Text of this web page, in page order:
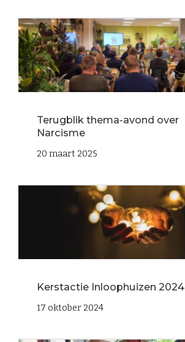
Terugblik thema-avond over
Narcisme
20 maart 2025
Kerstactie Inloophuizen 2024
17 oktober 2024